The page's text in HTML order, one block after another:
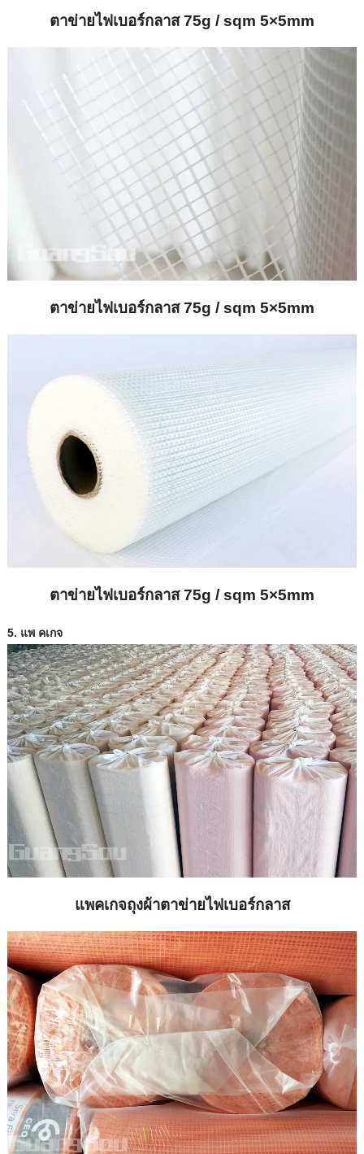
ตาข่ายไฟเบอร์กลาส 75g / sqm 5×5mm
ตาข่ายไฟเบอร์กลาส 75g / sqm 5×5mm
ตาข่ายไฟเบอร์กลาส 75g / sqm 5×5mm
5. แพ คเกจ
แพคเกจถุงผ้าตาข่ายไฟเบอร์กลาส